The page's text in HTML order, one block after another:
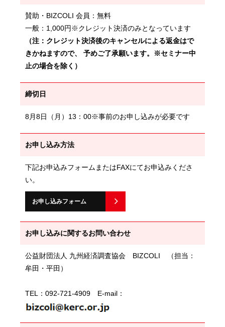
賛助・BIZCOLI 会員：無料
一般：1,000円※クレジット決済のみとなっています
（注：クレジット決済後のキャンセルによる返金はで
きかねますので、 予めご了承願います。※セミナー中
止の場合を除く）
締切日
8月8日（月）13：00※事前のお申し込みが必要です
お申し込み方法
下記お申込みフォームまたはFAXにてお申込みくださ
い。
お申し込みフォーム
お申し込みに関するお問い合わせ
公益財団法人 九州経済調査協会 BIZCOLI （担当：
牟田・平田）
TEL：092-721-4909 E-mail：